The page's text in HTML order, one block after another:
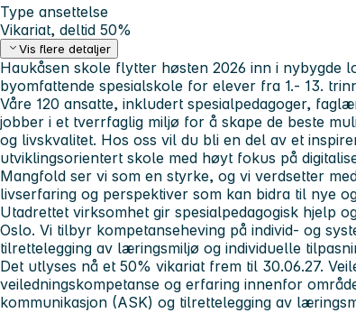
Type ansettelse
Vikariat, deltid 50%
Vis flere detaljer
Haukåsen skole flytter høsten 2026 inn i nybygde
byomfattende spesialskole for elever fra 1.- 13.
Våre 120 ansatte, inkludert spesialpedagoger,
jobber i et tverrfaglig miljø for å skape de beste
og livskvalitet. Hos oss vil du bli en del av et
utviklingsorientert skole med høyt fokus på
Mangfold ser vi som en styrke, og vi verdsetter
livserfaring og perspektiver som kan bidra til nye
Utadrettet virksomhet gir spesialpedagogisk hjelp
Oslo. Vi tilbyr kompetanseheving på individ- og
tilrettelegging av læringsmiljø og individuelle
Det utlyses nå et 50% vikariat frem til 30.06.27.
veiledningskompetanse og erfaring innenfor
kommunikasjon (ASK) og tilrettelegging av